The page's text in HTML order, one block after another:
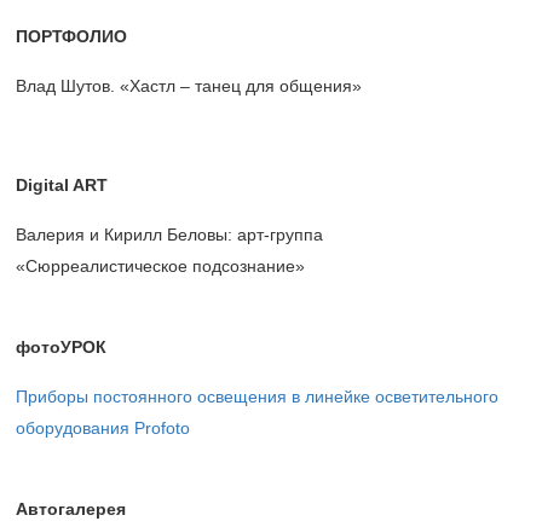
ПОРТФОЛИО
Влад Шутов. «Хастл – танец для общения»
Digital ART
Валерия и Кирилл Беловы: арт-группа
«Сюрреалистическое подсознание»
фотоУРОК
Приборы постоянного освещения в линейке осветительного
оборудования Profoto
Автогалерея